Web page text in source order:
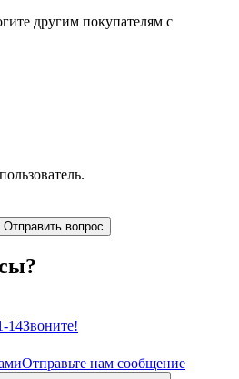
другим покупателям с
Отправить вопрос
14Звоните!
Отправьте нам сообщение